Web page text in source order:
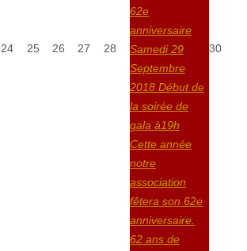
24 25 26 27 28
62e
anniversaire
Samedi 29
Septembre
2018 Début de
la soirée de
gala à19h
Cette année
notre
association
fêtera son 62e
anniversaire.
62 ans de
30